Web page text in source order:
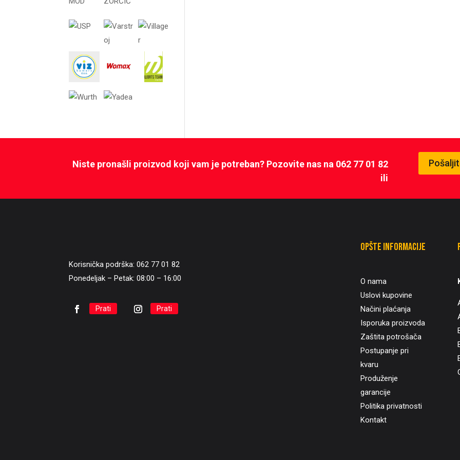
Niste pronašli proizvod koji vam je potreban? Pozovite nas na 062 77 01 82
ili
Korisnička podrška: 062 77 01 82
Ponedeljak – Petak: 08:00 – 16:00
Prati Prati
Opšte informacije
O nama
Uslovi kupovine
Načini plaćanja
Isporuka proizvoda
Zaštita potrošača
Postupanje pri
kvaru
Produženje
garancije
Politika privatnosti
Kontakt